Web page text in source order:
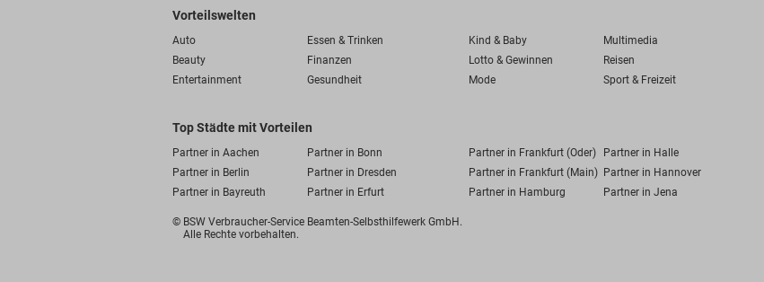
Vorteilswelten
Auto Essen & Trinken Kind & Baby
Multimedia
Beauty
Finanzen Lotto & Gewinnen
Reisen
Entertainment
Gesundheit Mode Sport & Freizeit
Top Städte mit Vorteilen
Partner in Aachen Partner in Bonn Partner in Frankfurt (Oder) Partner in Halle
Partner in Berlin
Partner in Dresden Partner in Frankfurt (Main) Partner in Hannover
Partner in Bayreuth
Partner in Erfurt Partner in Hamburg Partner in Jena
© BSW Verbraucher-Service Beamten-Selbsthilfewerk GmbH.
Alle Rechte vorbehalten.